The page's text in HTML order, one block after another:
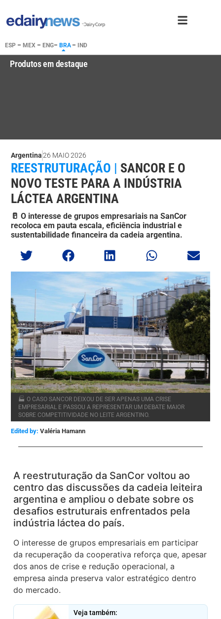
ESP – MEX – ENG– BRA– IND
Produtos em destaque
Argentina 26 MAIO 2026
REESTRUTURAÇÃO | SANCOR E O
NOVO TESTE PARA A INDÚSTRIA
LÁCTEA ARGENTINA
🥛 O interesse de grupos empresariais na SanCor
recoloca em pauta escala, eficiência industrial e
sustentabilidade financeira da cadeia argentina.
🏭 O CASO SANCOR DEIXOU DE SER APENAS UMA CRISE
EMPRESARIAL E PASSOU A REPRESENTAR UM DEBATE MAIOR
SOBRE COMPETITIVIDADE NO LEITE ARGENTINO.
Edited by: Valéria Hamann
A reestruturação da SanCor voltou ao
centro das discussões da cadeia leiteira
argentina e ampliou o debate sobre os
desafios estruturais enfrentados pela
indústria láctea do país.
O interesse de grupos empresariais em participar
da recuperação da cooperativa reforça que, apesar
dos anos de crise e redução operacional, a
empresa ainda preserva valor estratégico dentro
do mercado.
Veja também: